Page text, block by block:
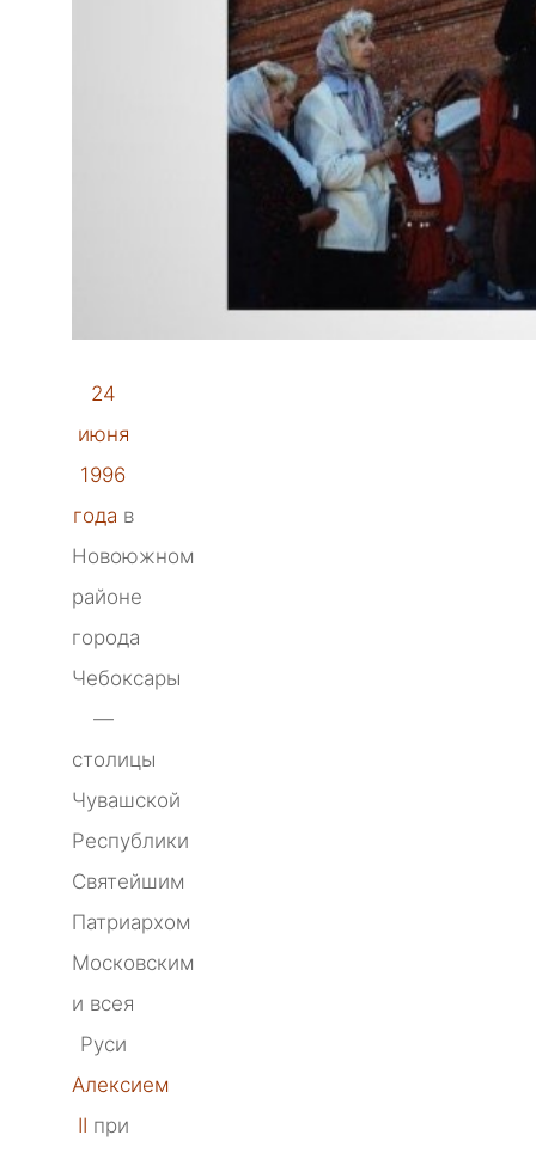
24
июня
1996
года в
Новоюжном
районе
города
Чебоксары
—
столицы
Чувашской
Республики
Святейшим
Патриархом
Московским
и всея
Руси
Алексием
II при